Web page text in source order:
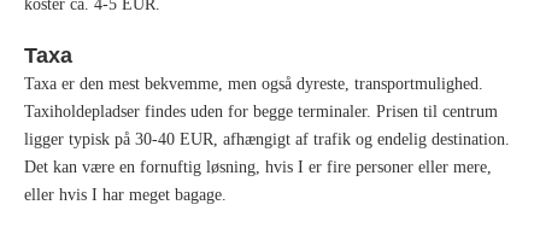
koster ca. 4-5 EUR.
Taxa
Taxa er den mest bekvemme, men også dyreste, transportmulighed.
Taxiholdepladser findes uden for begge terminaler. Prisen til centrum
ligger typisk på 30-40 EUR, afhængigt af trafik og endelig destination.
Det kan være en fornuftig løsning, hvis I er fire personer eller mere,
eller hvis I har meget bagage.